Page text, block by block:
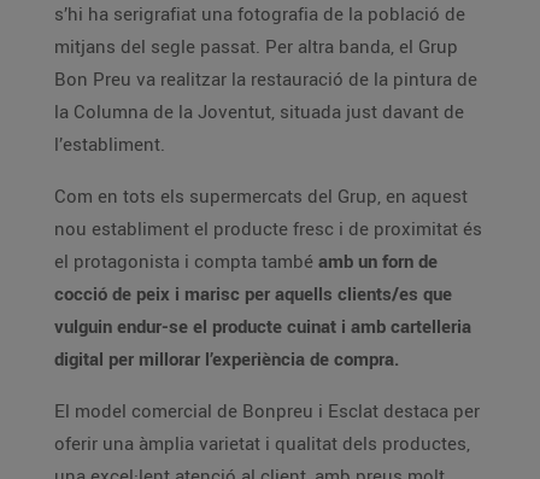
s’hi ha serigrafiat una fotografia de la població de
mitjans del segle passat. Per altra banda, el Grup
Bon Preu va realitzar la restauració de la pintura de
la Columna de la Joventut, situada just davant de
l’establiment.
Com en tots els supermercats del Grup, en aquest
nou establiment el producte fresc i de proximitat és
el protagonista i compta també amb un forn de
cocció de peix i marisc per aquells clients/es que
vulguin endur-se el producte cuinat i amb cartelleria
digital per millorar l’experiència de compra.
El model comercial de Bonpreu i Esclat destaca per
oferir una àmplia varietat i qualitat dels productes,